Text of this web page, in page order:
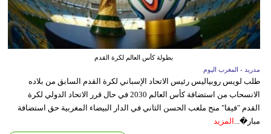
بطولة كأس العالم لكرة القدم
مدريد - المغرب اليوم
طلب لويس روبياليس رئيس الاتحاد الإسباني لكرة القدم السابق من بلاده
الانسحاب من استضافة كأس العالم 2030 في حال قرر الاتحاد الدولي لكرة
القدم "فيفا" منح ملعب الحسن الثاني في الدار البيضاء المغربية حق استضافة
مبار�... المزيد